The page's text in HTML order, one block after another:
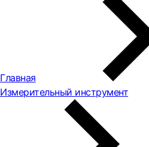
Главная
Измерительный инструмент